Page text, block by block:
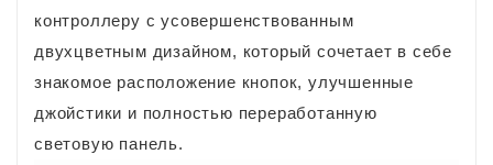
контроллеру с усовершенствованным
двухцветным дизайном, который сочетает в себе
знакомое расположение кнопок, улучшенные
джойстики и полностью переработанную
световую панель.